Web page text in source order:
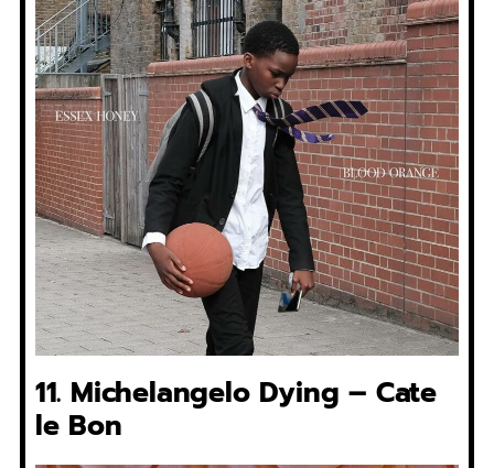
11. Michelangelo Dying – Cate
le Bon